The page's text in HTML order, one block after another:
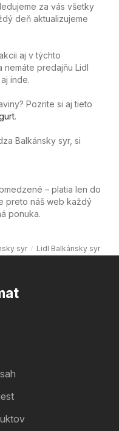
za vás všetky
deň aktualizujeme
aj v týchto
nemáte predajňu Lidl
inde.
Pozrite si aj tieto
.
Balkánsky syr, si
– platia len do
preto náš web každý
ponuka.
syr Lidl Balkánsky syr